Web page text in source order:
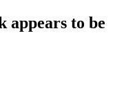
appears to be